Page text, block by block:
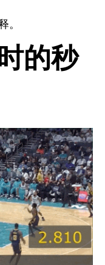
。
的秒